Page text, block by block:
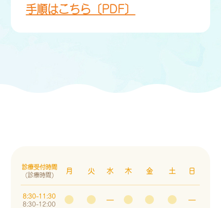
手順はこちら〔PDF〕
診療受付時間
(診療時間)
月 火 水 木 金 土 日
8:30-11:30
8:30-12:00
― ―